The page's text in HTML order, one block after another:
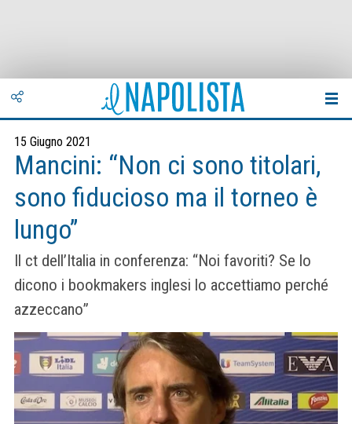
15 Giugno 2021
Mancini: “Non ci sono titolari,
sono fiducioso ma il torneo è
lungo”
Il ct dell’Italia in conferenza: “Noi favoriti? Se lo
dicono i bookmakers inglesi lo accettiamo perché
azzeccano”